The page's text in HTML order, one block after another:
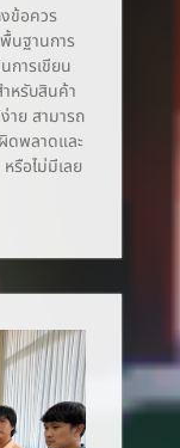
ข้อควร
นฐานการ
ารเขียน
หรับสินค้า
าย สามารถ
ดพลาดและ
รือไม่มีเลย